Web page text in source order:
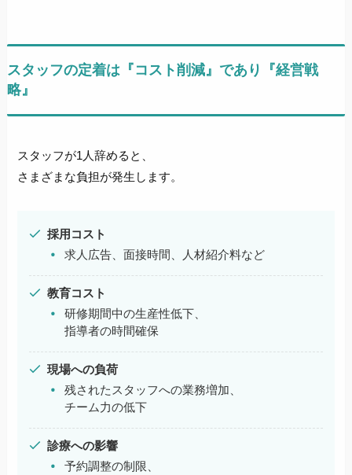
スタッフの定着は『コスト削減』であり『経営戦
略』
スタッフが1人辞めると、
さまざまな負担が発生します。
採用コスト
求人広告、面接時間、人材紹介料など
教育コスト
研修期間中の生産性低下、
指導者の時間確保
現場への負荷
残されたスタッフへの業務増加、
チーム力の低下
診療への影響
予約調整の制限、